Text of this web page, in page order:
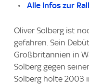
Alle Infos zur
Oliver Solberg ist
gefahren. Sein
Großbritannien in
Solberg gegen
Solberg holte 2003